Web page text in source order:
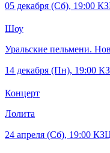
05 декабря (Сб), 19:00
Шоу
Уральские пельмени.
14 декабря (Пн), 19:00
Концерт
Лолита
24 апреля (Сб), 19:00